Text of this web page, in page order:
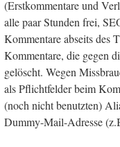
(Erstkommentare und
alle paar Stunden frei,
Kommentare abseits des
Kommentare, die gegen
gelöscht. Wegen
als Pflichtfelder beim
(noch nicht benutzten)
Dummy-Mail-Adresse